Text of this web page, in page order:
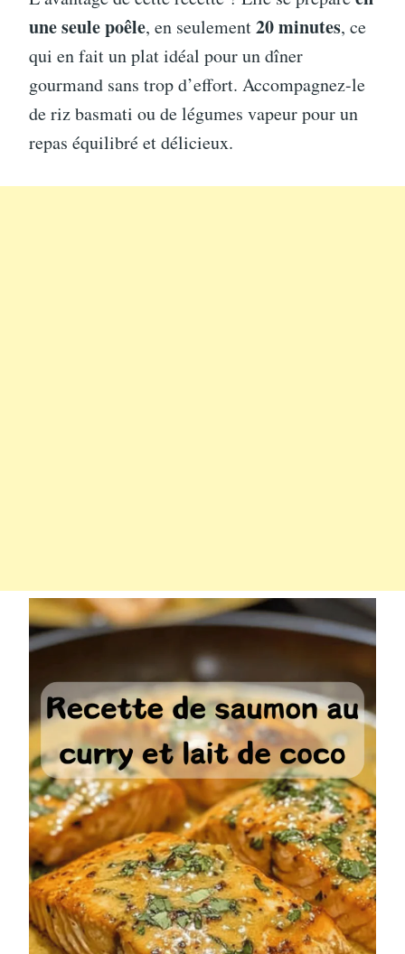
une seule poêle, en seulement20 minutes, ce
qui en fait un plat idéal pour un dîner
gourmand sans trop d’effort. Accompagnez-le
de riz basmati ou de légumes vapeur pour un
repas équilibré et délicieux.